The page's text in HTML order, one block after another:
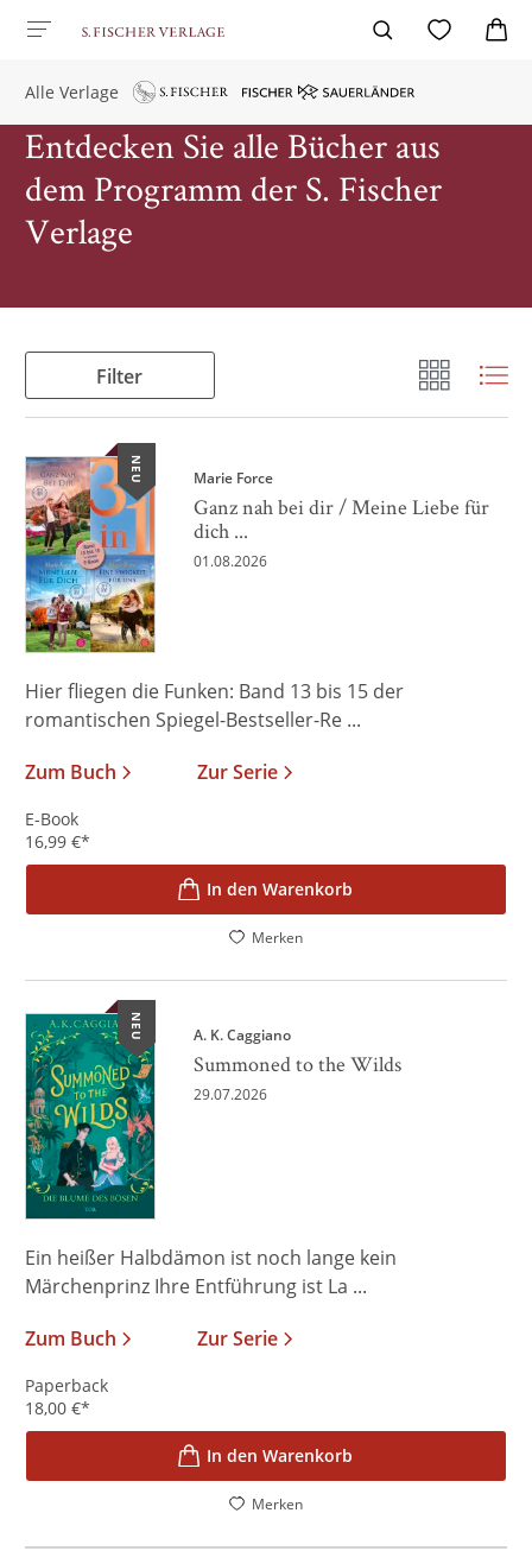
Alle Verlage
Entdecken Sie alle Bücher aus
dem Programm der S. Fischer
Verlage
Filter
NEU Marie Force
Ganz nah bei dir / Meine Liebe für
dich ...
01.08.2026
Hier fliegen die Funken: Band 13 bis 15 der
romantischen Spiegel-Bestseller-Re ...
Zum Buch
Zur Serie
E-Book
16,99 €*
In den Warenkorb
Merken
NEU A. K. Caggiano
Summoned to the Wilds
29.07.2026
Ein heißer Halbdämon ist noch lange kein
Märchenprinz Ihre Entführung ist La ...
Zum Buch
Zur Serie
Paperback
18,00 €*
In den Warenkorb
Merken